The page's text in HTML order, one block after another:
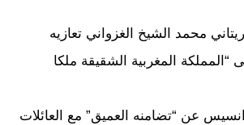
محمد الشيخ الغزواني تعازيه
المغربية الشقيقة ملكا
عن “تضامنه العميق” مع العائلات